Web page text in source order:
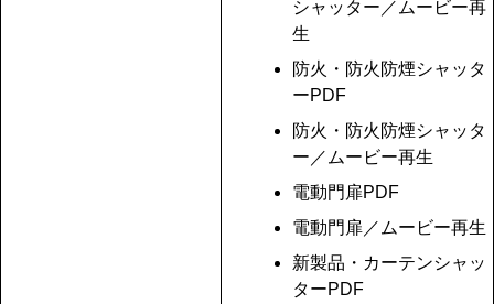
シャッター／ムービー再
生
防火・防火防煙シャッタ
ーPDF
防火・防火防煙シャッタ
ー／ムービー再生
電動門扉PDF
電動門扉／ムービー再生
新製品・カーテンシャッ
ターPDF